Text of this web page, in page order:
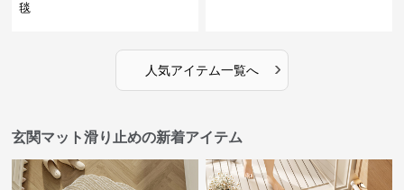
毯
人気アイテム一覧へ ›
玄関マット滑り止めの新着アイテム